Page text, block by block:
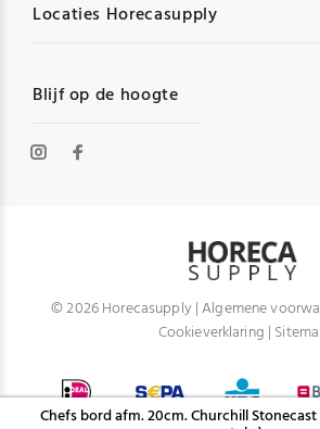
Chefs bord afm. 20cm. Churchill
Blijf op de hoogte
Locaties Horecasupply
© 2026 Horecasupply |Algemene
Cookieverklaring |